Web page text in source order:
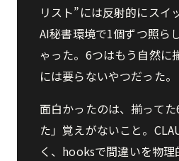
リスト”には反射的にスイ
AI秘書環境で1個ずつ照ら
ゃった。6つはもう自然に
には要らないやつだった。
面白かったのは、揃って
た」覚えがないこと。
く、hooksで間違いを物